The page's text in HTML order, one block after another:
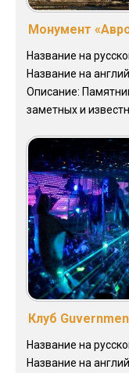
Монумент
Название на
Название на
Описание:
заметных и
Клуб
Название на
Название на